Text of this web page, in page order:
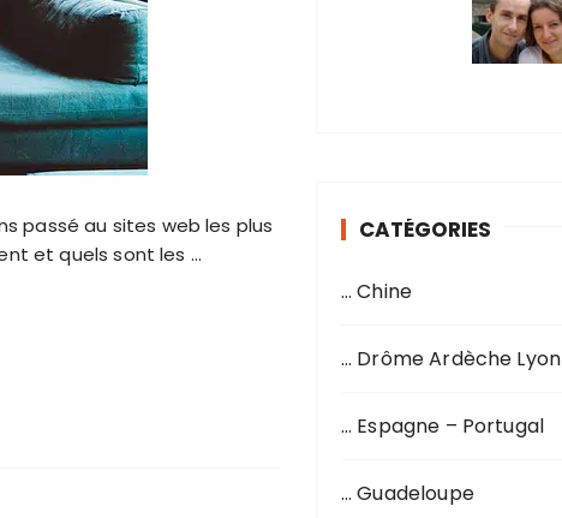
passé au sites web les plus
et quels sont les …
CATÉGORIES
… Chine
… Drôme Ardèche Lyon
… Espagne – Portugal
… Guadeloupe